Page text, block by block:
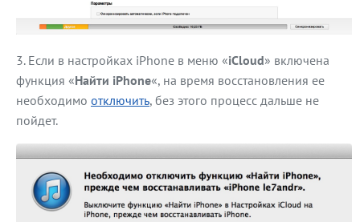
Если в настройках iPhone в меню «iCloud» включена
функция «Найти iPhone«, на время восстановления ее
необходимо отключить, без этого процесс дальше не
пойдет.